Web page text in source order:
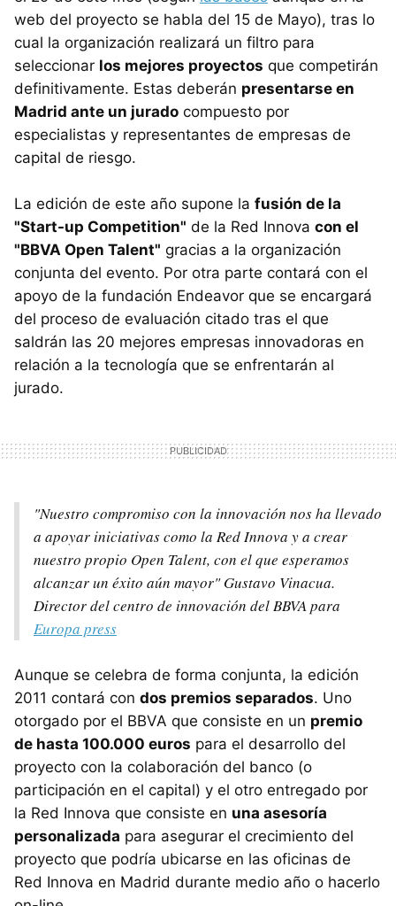
web del proyecto se habla del 15 de Mayo), tras lo
cual la organización realizará un filtro para
seleccionar los mejores proyectos que competirán
definitivamente. Estas deberán presentarse en
Madrid ante un jurado compuesto por
especialistas y representantes de empresas de
capital de riesgo.
La edición de este año supone la fusión de la
"Start-up Competition" de la Red Innova con el
"BBVA Open Talent" gracias a la organización
conjunta del evento. Por otra parte contará con el
apoyo de la fundación Endeavor que se encargará
del proceso de evaluación citado tras el que
saldrán las 20 mejores empresas innovadoras en
relación a la tecnología que se enfrentarán al
jurado.
"Nuestro compromiso con la innovación nos ha llevado
a apoyar iniciativas como la Red Innova y a crear
nuestro propio Open Talent, con el que esperamos
alcanzar un éxito aún mayor" Gustavo Vinacua.
Director del centro de innovación del BBVA para
Europa press
Aunque se celebra de forma conjunta, la edición
2011 contará con dos premios separados. Uno
otorgado por el BBVA que consiste en un premio
de hasta 100.000 euros para el desarrollo del
proyecto con la colaboración del banco (o
participación en el capital) y el otro entregado por
la Red Innova que consiste en una asesoría
personalizada para asegurar el crecimiento del
proyecto que podría ubicarse en las oficinas de
Red Innova en Madrid durante medio año o hacerlo